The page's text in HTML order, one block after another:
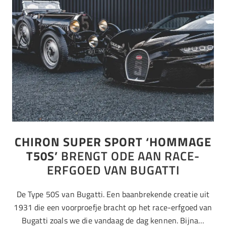
CHIRON SUPER SPORT ‘HOMMAGE
T50S’ BRENGT ODE AAN RACE-
ERFGOED VAN BUGATTI
De Type 50S van Bugatti. Een baanbrekende creatie uit
1931 die een voorproefje bracht op het race-erfgoed van
Bugatti zoals we die vandaag de dag kennen. Bijna…